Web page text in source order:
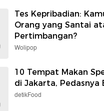
Tes Kepribadian:
Orang yang Santai
Pertimbangan?
Wolipop
10 Tempat Makan
di Jakarta, Pedasnya
detikFood